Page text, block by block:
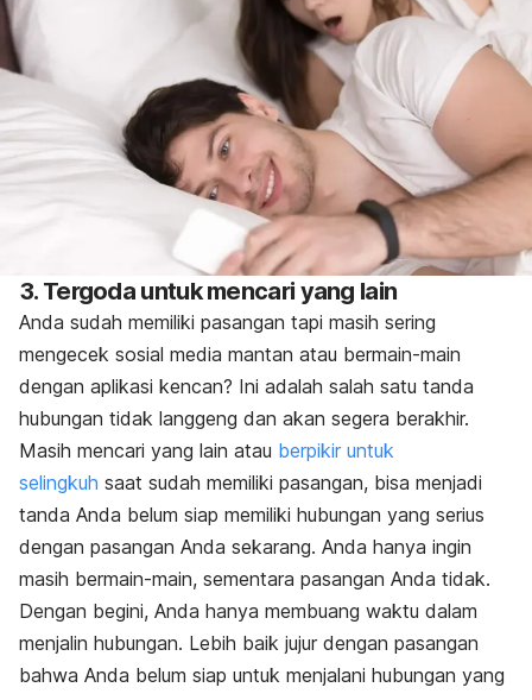
3. Tergoda untuk mencari yang lain
Anda sudah memiliki pasangan tapi masih sering
mengecek sosial media mantan atau bermain-main
dengan aplikasi kencan? Ini adalah salah satu tanda
hubungan tidak langgeng dan akan segera berakhir.
Masih mencari yang lain atau berpikir untuk
selingkuh saat sudah memiliki pasangan, bisa menjadi
tanda Anda belum siap memiliki hubungan yang serius
dengan pasangan Anda sekarang. Anda hanya ingin
masih bermain-main, sementara pasangan Anda tidak.
Dengan begini, Anda hanya membuang waktu dalam
menjalin hubungan. Lebih baik jujur dengan pasangan
bahwa Anda belum siap untuk menjalani hubungan yang